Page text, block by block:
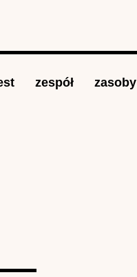
zespół zasoby